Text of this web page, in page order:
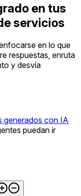
en tus
servicios
en lo que
respuestas, enruta
y desvía
generados con IA
puedan ir